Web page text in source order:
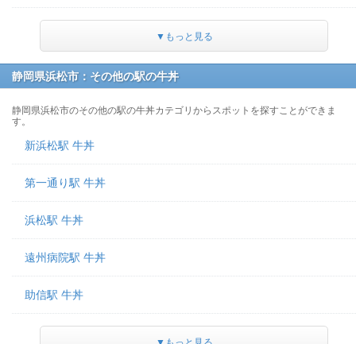
▼もっと見る
静岡県浜松市：その他の駅の牛丼
静岡県浜松市のその他の駅の牛丼カテゴリからスポットを探すことができま
す。
新浜松駅 牛丼
第一通り駅 牛丼
浜松駅 牛丼
遠州病院駅 牛丼
助信駅 牛丼